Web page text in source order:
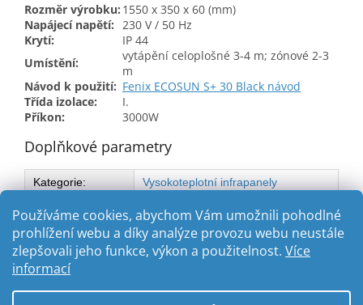
Používáme cookies, abychom Vám umožnili pohodlné
prohlížení webu a díky analýze provozu webu neustále
zlepšovali jeho funkce, výkon a použitelnost. Více
informací
Rozměr výrobku: 1550 x 350 x 60 (mm)
Napájecí napětí: 230 V / 50 Hz
Krytí:
IP 44
Umístění:
vytápění celoplošné 3-4 m; zónové 2-3
m
Návod k použití: Fenix ECOSUN S+ 30 Black návod
Třída izolace:
I.
Příkon:
3000W
Doplňkové parametry
Kategorie:
Vysokoteplotní infrapanely
Výkon
3000 W